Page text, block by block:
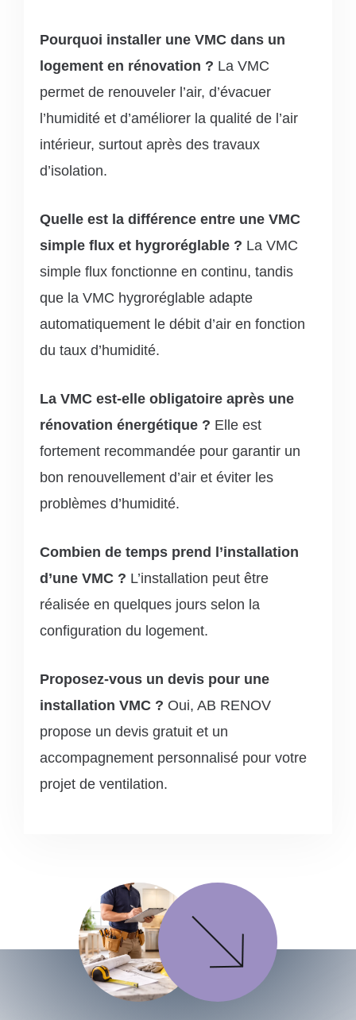
Pourquoi installer une VMC dans un
logement en rénovation ? La VMC
permet de renouveler l’air, d’évacuer
l’humidité et d’améliorer la qualité de l’air
intérieur, surtout après des travaux
d’isolation.
Quelle est la différence entre une VMC
simple flux et hygroréglable ? La VMC
simple flux fonctionne en continu, tandis
que la VMC hygroréglable adapte
automatiquement le débit d’air en fonction
du taux d’humidité.
La VMC est-elle obligatoire après une
rénovation énergétique ? Elle est
fortement recommandée pour garantir un
bon renouvellement d’air et éviter les
problèmes d’humidité.
Combien de temps prend l’installation
d’une VMC ? L’installation peut être
réalisée en quelques jours selon la
configuration du logement.
Proposez-vous un devis pour une
installation VMC ? Oui, AB RENOV
propose un devis gratuit et un
accompagnement personnalisé pour votre
projet de ventilation.